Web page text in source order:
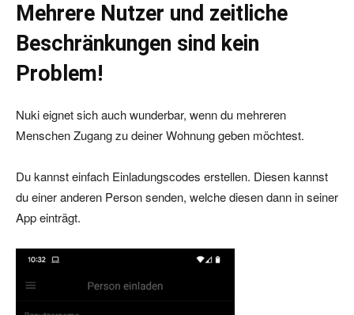
Mehrere Nutzer und zeitliche
Beschränkungen sind kein
Problem!
Nuki eignet sich auch wunderbar, wenn du mehreren
Menschen Zugang zu deiner Wohnung geben möchtest.
Du kannst einfach Einladungscodes erstellen. Diesen kannst
du einer anderen Person senden, welche diesen dann in seiner
App einträgt.